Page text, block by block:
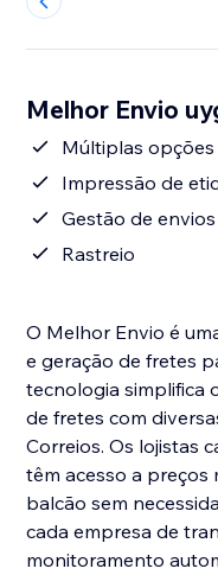
Melhor Envio
Múltiplas opções
Impressão de
Gestão de envios
Rastreio
O Melhor Envio é
e geração de fretes
tecnologia simplifica
de fretes com
Correios. Os lojistas
têm acesso a preços
balcão sem
cada empresa de
monitoramento